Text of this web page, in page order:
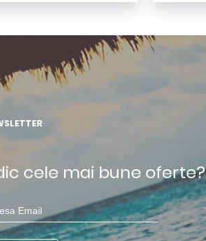
cele mai bune oferte?